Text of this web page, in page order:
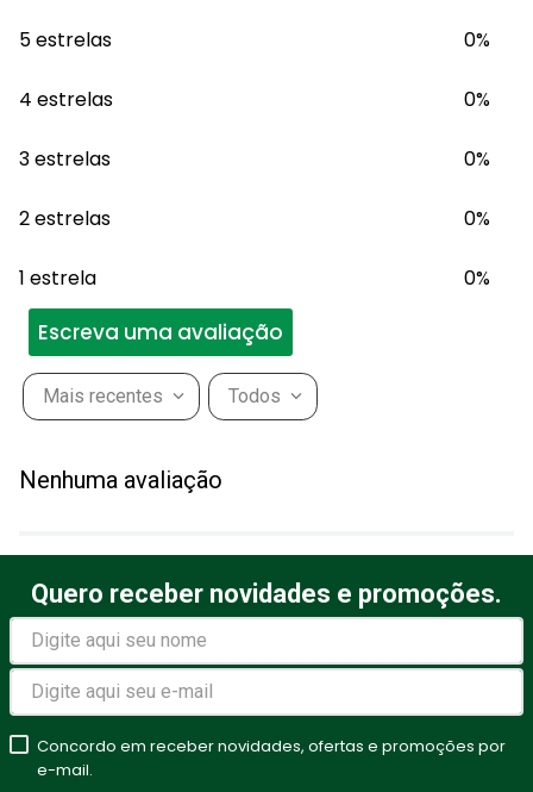
5 estrelas
0%
4 estrelas 0%
3 estrelas 0%
2 estrelas 0%
1 estrela 0%
Escreva uma avaliação
Avalie o produto de 1 a 5
estrelas
★★ ★★★
Seu nome
Mais recentes Todos
Nenhuma avaliação
Quero receber novidades e promoções.
Concordo em receber novidades, ofertas e promoções por
e-mail.